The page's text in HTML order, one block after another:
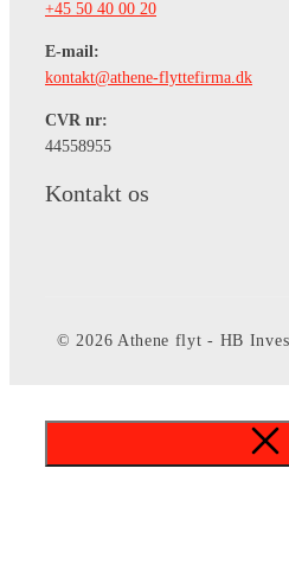
+45 50 40 00 20
E-mail:
kontakt@athene-flyttefirma.dk
CVR nr:
​44558955
Kontakt os
© 2026 Athene flyt - HB